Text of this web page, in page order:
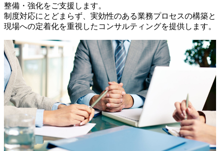
整備・強化をご支援します。
制度対応にとどまらず、実効性のある業務プロセスの構築と
現場への定着化を重視したコンサルティングを提供します。